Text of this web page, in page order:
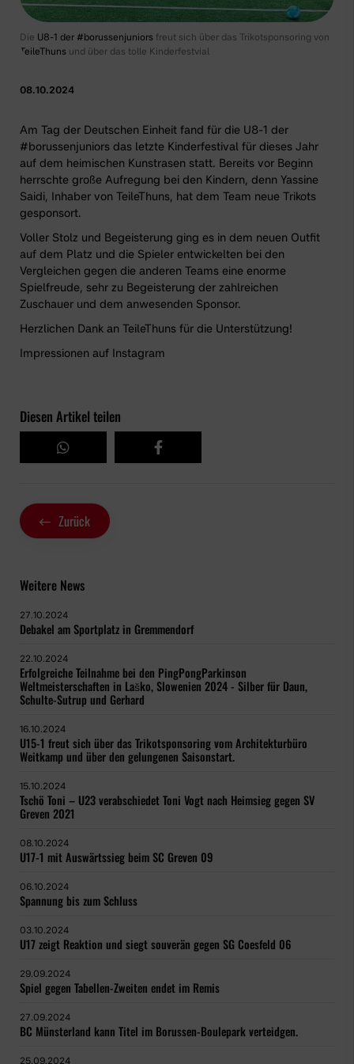
Die U8-1 der #borussenjuniors freut sich über das Trikotsponsoring von
TeileThuns und über das tolle Kinderfestvial
08.10.2024
Am Tag der Deutschen Einheit fand für die U8-1 der
#borussenjuniors das letzte Kinderfestival für dieses Jahr
auf dem heimischen Kunstrasen statt. Bereits vor Beginn
herrschte große Aufregung bei den Kindern, denn Yassine
Saidi, Inhaber von TeileThuns, hat dem Team neue Trikots
gesponsort.
Voller Stolz und Begeisterung ging es in dem neuen Outfit
auf dem Platz und die Spieler entwickelten bei den
Vergleichen gegen die anderen Teams eine enorme
Spielfreude, sehr zu Begeisterung der zahlreichen
Zuschauer und dem anwesenden Sponsor.
Herzlichen Dank an TeileThuns für die Unterstützung!
Impressionen auf Instagram
Diesen Artikel teilen
Zurück
Weitere News
27.10.2024
Debakel am Sportplatz in Gremmendorf
22.10.2024
Erfolgreiche Teilnahme bei den PingPongParkinson
Weltmeisterschaften in Laško, Slowenien 2024 - Silber für Daun,
Schulte-Sutrup und Gerhard
16.10.2024
U15-1 freut sich über das Trikotsponsoring vom Architekturbüro
Weitkamp und über den gelungenen Saisonstart.
15.10.2024
Tschö Toni – U23 verabschiedet Toni Vogt nach Heimsieg gegen SV
Greven 2021
08.10.2024
U17-1 mit Auswärtssieg beim SC Greven 09
06.10.2024
Spannung bis zum Schluss
03.10.2024
U17 zeigt Reaktion und siegt souverän gegen SG Coesfeld 06
29.09.2024
Spiel gegen Tabellen-Zweiten endet im Remis
27.09.2024
BC Münsterland kann Titel im Borussen-Boulepark verteidgen.
25.09.2024